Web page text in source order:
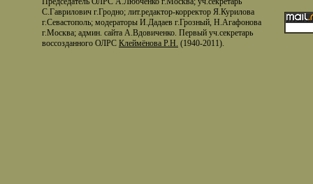
С.Гаврилович г.Гродно; лит.редактор-корректор Я.Курилова
г.Севастополь; модераторы И.Дадаев г.Грозный, Н.Агафонова
г.Москва; админ. сайта А.Вдовиченко. Первый уч.секретарь
воссозданного ОЛРС Клеймёнова Р.Н. (1940-2011).